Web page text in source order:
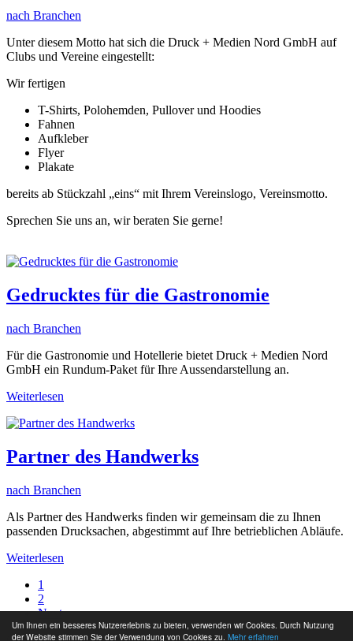
Um Ihnen ein besseres Nutzererlebnis zu bieten, verwenden wir Cookies. Durch Nutzung
der Website stimmen Sie der Verwendung von Cookies zu. Mehr erfahren
nach Branchen
Unter diesem Motto hat sich die Druck + Medien Nord GmbH auf
Clubs und Vereine eingestellt:
Wir fertigen
T-Shirts, Polohemden, Pullover und Hoodies
Fahnen
Aufkleber
Flyer
Plakate
bereits ab Stückzahl „eins“ mit Ihrem Vereinslogo, Vereinsmotto.
Sprechen Sie uns an, wir beraten Sie gerne!
Gedrucktes für die Gastronomie
nach Branchen
Für die Gastronomie und Hotellerie bietet Druck + Medien Nord
GmbH ein Rundum-Paket für Ihre Aussendarstellung an.
Weiterlesen
Partner des Handwerks
nach Branchen
Als Partner des Handwerks finden wir gemeinsam die zu Ihnen
passenden Drucksachen, abgestimmt auf Ihre betrieblichen Abläufe.
Weiterlesen
1
2
Next